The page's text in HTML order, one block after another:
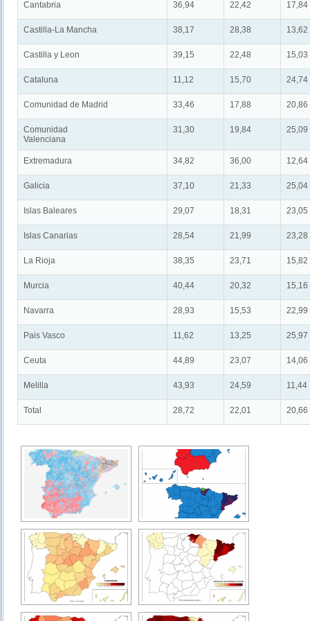
Cantabria 36,94 22,42 17,84
Castilla-La Mancha 38,17 28,38 13,62
Castilla y Leon 39,15 22,48 15,03
Cataluna 11,12 15,70 24,74
Comunidad de Madrid 33,46 17,88 20,86
Comunidad
Valenciana
31,30 19,84 25,09
Extremadura 34,82 36,00 12,64
Galicia 37,10 21,33 25,04
Islas Baleares 29,07 18,31 23,05
Islas Canarias 28,54 21,99 23,28
La Rioja 38,35 23,71 15,82
Murcia 40,44 20,32 15,16
Navarra 28,93 15,53 22,99
Pais Vasco 11,62 13,25 25,97
Ceuta 44,89 23,07 14,06
Melilla 43,93 24,59 11,44
Total 28,72 22,01 20,66